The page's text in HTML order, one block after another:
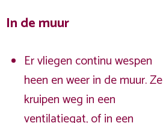
In de muur
Er vliegen continu wespen
heen en weer in de muur. Ze
kruipen weg in een